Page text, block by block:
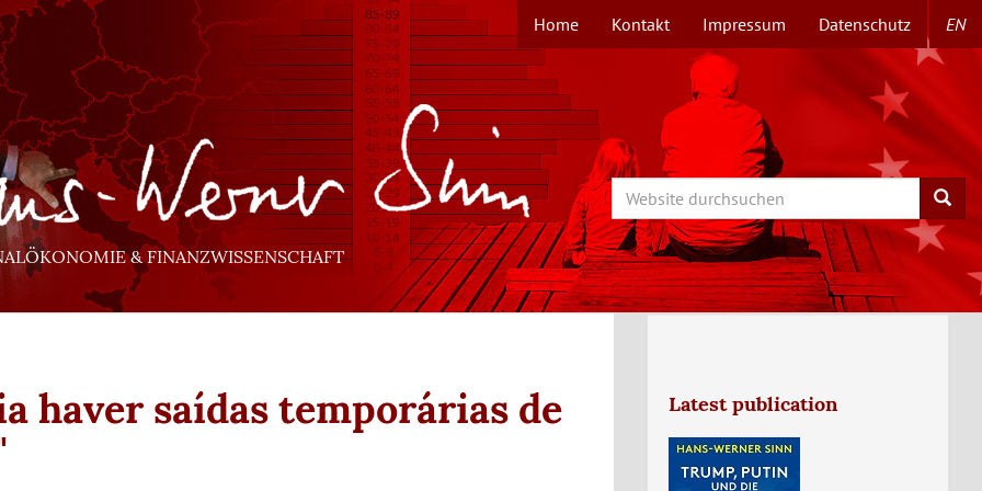
TOPMENÜ
Home Kontakt Impressum Datenschutz EN
& FINANZWISSENSCHAFT
Search Search
haver saídas temporárias de
Latest publication